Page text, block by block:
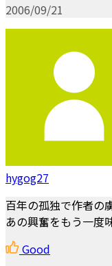
2006/09/21
hygog27
百年の孤独で作者の
あの興奮をもう一度
Good